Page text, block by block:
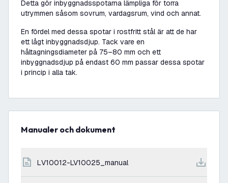
Detta gör inbyggnadsspotarna lämpliga för torra
utrymmen såsom sovrum, vardagsrum, vind och annat.
En fördel med dessa spotar i rostfritt stål är att de har
ett lågt inbyggnadsdjup. Tack vare en
håltagningsdiameter på 75–80 mm och ett
inbyggnadsdjup på endast 60 mm passar dessa spotar
i princip i alla tak.
Manualer och dokument
LV10012-LV10025_manual